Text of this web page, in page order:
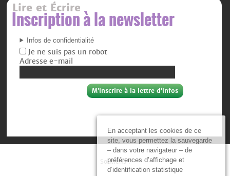
En acceptant les cookies de ce
site, vous permettez la sauvegarde
– dans votre navigateur – de
préférences d’affichage et
d’identification statistique
Lire et Écrire
Inscription à la newsletter
Infos de confidentialité
Je ne suis pas un robot
Adresse e-mail
Soutiens :